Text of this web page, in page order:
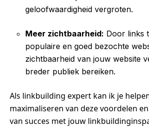
geloofwaardigheid vergroten.
Meer zichtbaarheid: Door links
populaire en goed bezochte
zichtbaarheid van jouw website
breder publiek bereiken.
Als linkbuilding expert kan ik je
maximaliseren van deze voordelen
van succes met jouw